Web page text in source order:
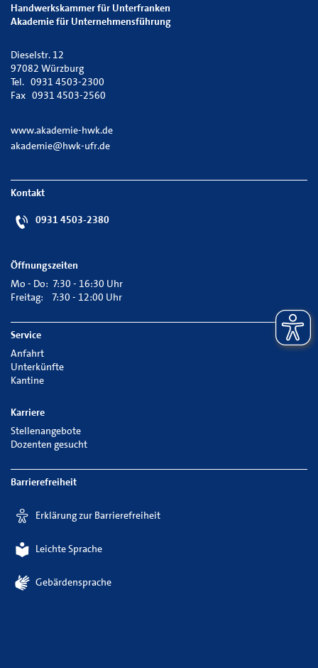
Handwerkskammer für Unterfranken
Akademie für Unternehmensführung
Dieselstr. 12
97082 Würzburg
Tel. 0931 4503-2300
Fax 0931 4503-2560
www.akademie-hwk.de
akademie@hwk-ufr.de
Kontakt
0931 4503-2380
Öffnungszeiten
Mo - Do: 7:30 - 16:30 Uhr
Freitag: 7:30 - 12:00 Uhr
Service
Anfahrt
Unterkünfte
Kantine
Karriere
Stellenangebote
Dozenten gesucht
Barrierefreiheit
Erklärung zur Barrierefreiheit
Leichte Sprache
Gebärdensprache